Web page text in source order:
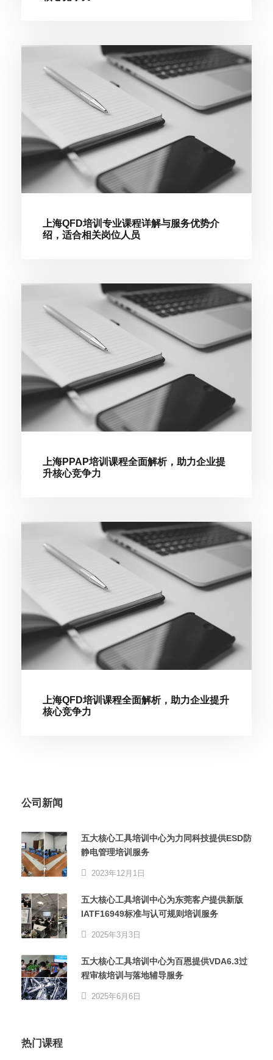
上海QFD培训专业课程详解与服务优势介
绍，适合相关岗位人员
上海PPAP培训课程全面解析，助力企业提
升核心竞争力
上海QFD培训课程全面解析，助力企业提升
核心竞争力
公司新闻
五大核心工具培训中心为力同科技提供ESD防
静电管理培训服务
2023年12月1日
五大核心工具培训中心为东莞客户提供新版
IATF16949标准与认可规则培训服务
2025年3月3日
五大核心工具培训中心为百恩提供VDA6.3过
程审核培训与落地辅导服务
2025年6月6日
热门课程